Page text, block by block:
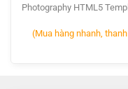
Photography HTML5
(Mua hàng nhanh,